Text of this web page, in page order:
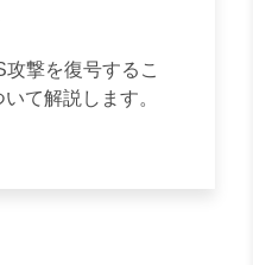
撃を復号するこ
て解説します。